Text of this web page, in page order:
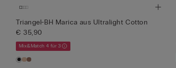
Triangel-BH Marica aus Ultralight Cotton
€ 35,90
Mix&Match 4 für 3